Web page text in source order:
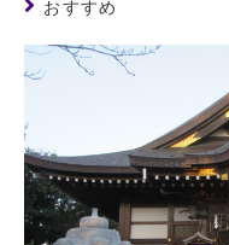
おすすめ